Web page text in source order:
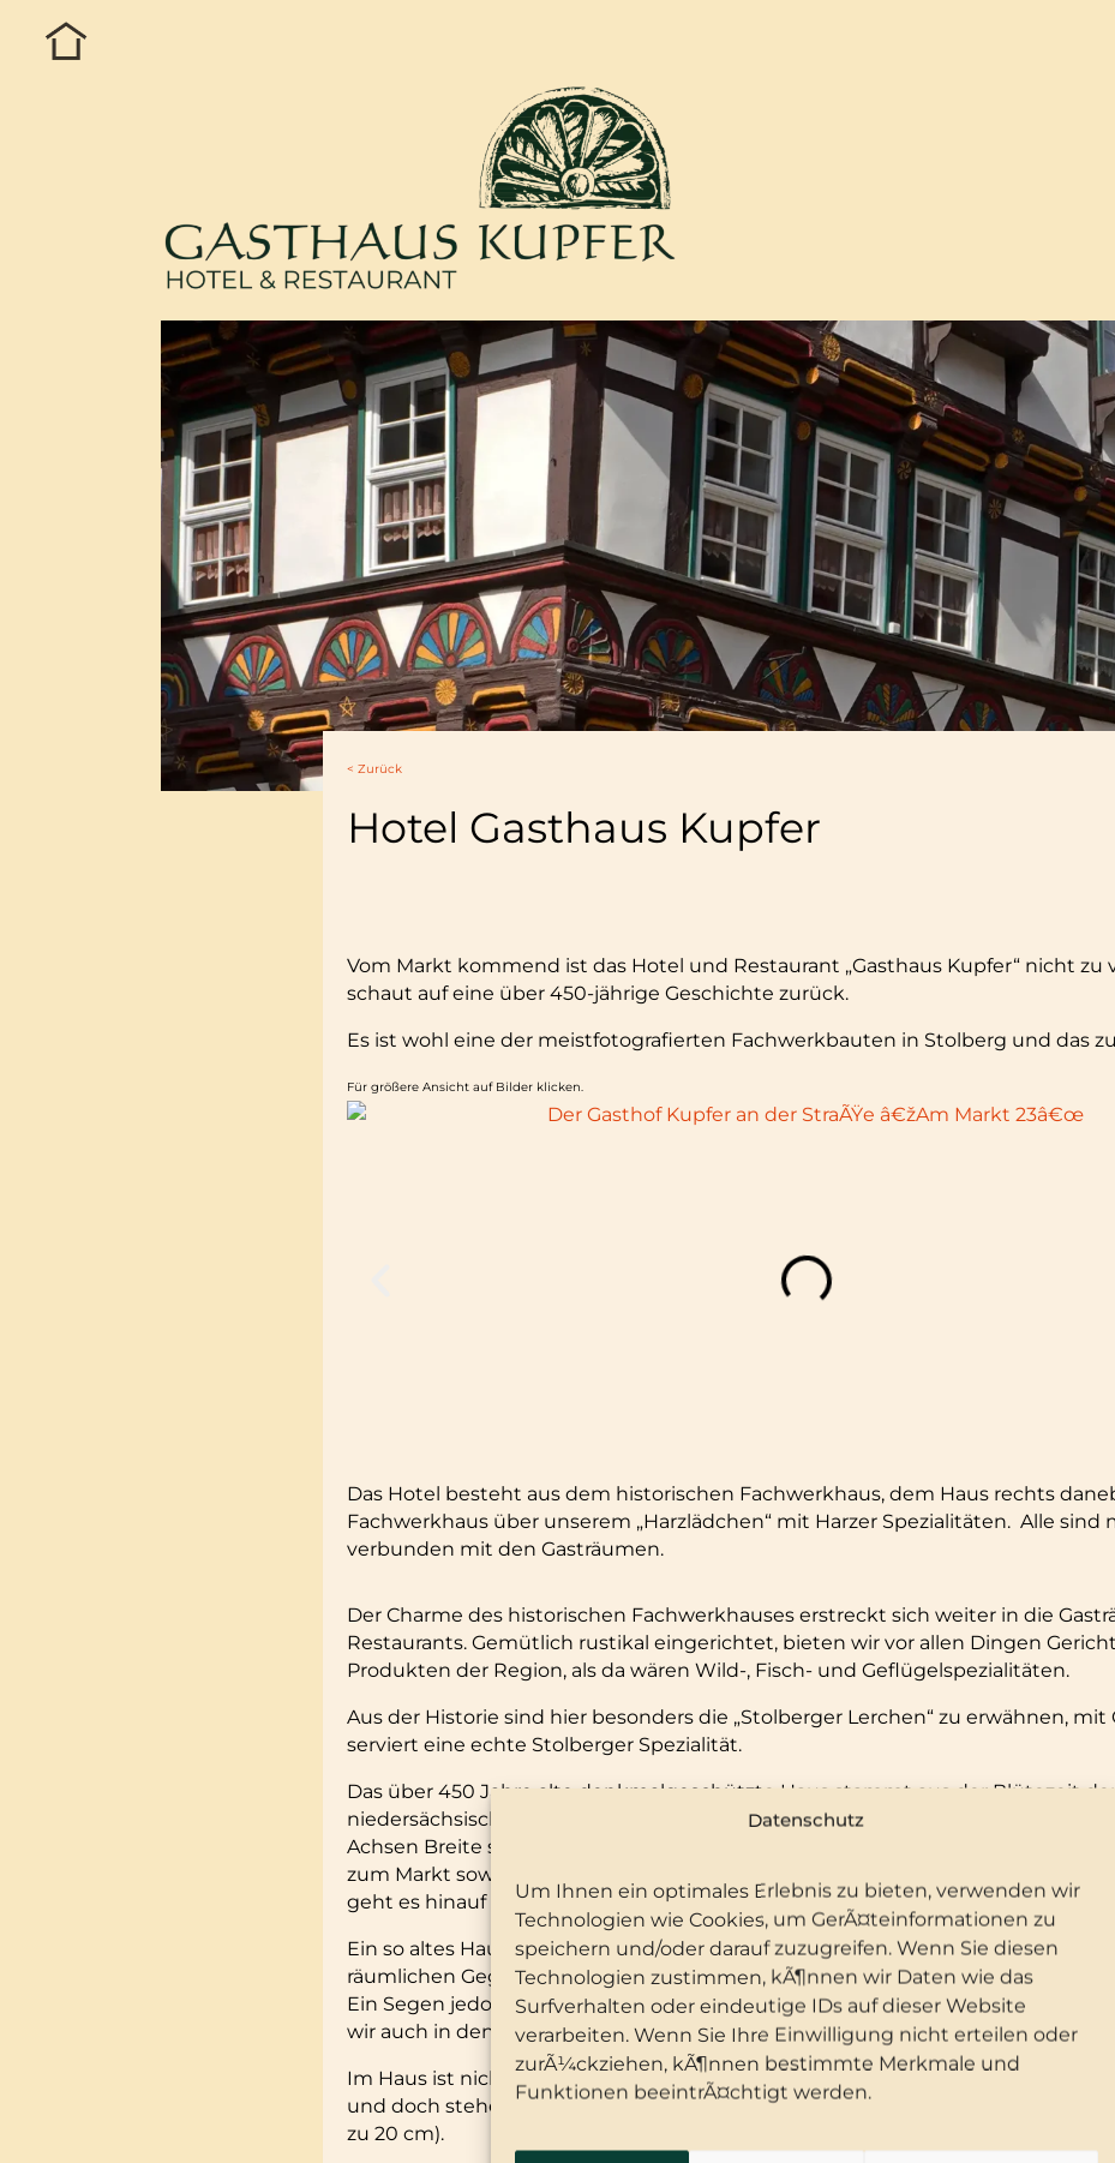
Datenschutz
Um Ihnen ein optimales Erlebnis zu bieten, verwenden wir
Technologien wie Cookies, um GerÃ¤teinformationen zu
speichern und/oder darauf zuzugreifen. Wenn Sie diesen
Technologien zustimmen, kÃ¶nnen wir Daten wie das
Surfverhalten oder eindeutige IDs auf dieser Website
verarbeiten. Wenn Sie Ihre Einwilligung nicht erteilen oder
zurÃ¼ckziehen, kÃ¶nnen bestimmte Merkmale und
Funktionen beeintrÃ¤chtigt werden.
< Zurück
Hotel Gasthaus Kupfer
Vom Markt kommend ist das Hotel und Restaurant „Gasthaus Kupfer“ nicht zu
schaut auf eine über 450-jährige Geschichte zurück.
Es ist wohl eine der meistfotografierten Fachwerkbauten in Stolberg und das
Für größere Ansicht auf Bilder klicken.
Das Hotel besteht aus dem historischen Fachwerkhaus, dem Haus rechts
Fachwerkhaus über unserem „Harzlädchen“ mit Harzer Spezialitäten. Alle sind
verbunden mit den Gasträumen.
Der Charme des historischen Fachwerkhauses erstreckt sich weiter in die
Restaurants. Gemütlich rustikal eingerichtet, bieten wir vor allen Dingen
Produkten der Region, als da wären Wild-, Fisch- und Geflügelspezialitäten.
Aus der Historie sind hier besonders die „Stolberger Lerchen“ zu erwähnen, mit
serviert eine echte Stolberger Spezialität.
Das über 450 Jahre alte denkmalgeschützte Haus stammt aus der Blütezeit
niedersächsischen Fachwerkkunst. Der repräsentative Bau von zehn Achsen
Achsen Breite springt deutlich aus der Häuserflucht hervor. So bildet er den
zum Markt sowie den Eingang zum Kalten Tal und der Stolberger Neustadt.
geht es hinauf zum Stolberger Schloss.
Ein so altes Haus ist für den Besitzer Fluch und Segen zugleich. Fluch, wenn es
räumlichen Gegebenheiten geht, um einen Gastronomie- und Hotelbetrieb zu
Ein Segen jedoch ist die Romantik und Gemütlichkeit, die von diesem Haus
wir auch in den Gasträumen und den Zimmern für unsere Gäste erlebbar
Im Haus ist nicht viel gerade, die modern eingerichteten Hotelzimmer bergen
und doch stehen alle Betten gerade, auch wenn manches Mal etwas zu
zu 20 cm).